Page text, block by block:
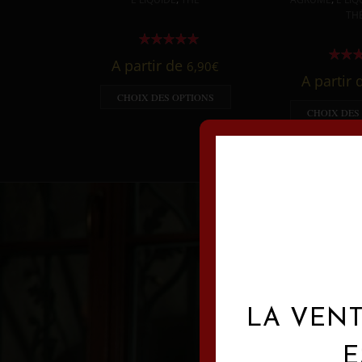
A partir de 6,90€
CHOIX DES OPTIONS
A partir
CHOIX DES
LA